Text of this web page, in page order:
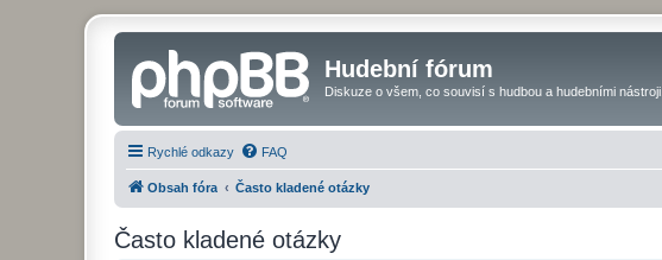
Hudební fórum
Diskuze o všem, co souvisí s hudbou a hudebními nástroji.
Rychlé odkazy FAQ
Obsah fóra Často kladené otázky
Často kladené otázky